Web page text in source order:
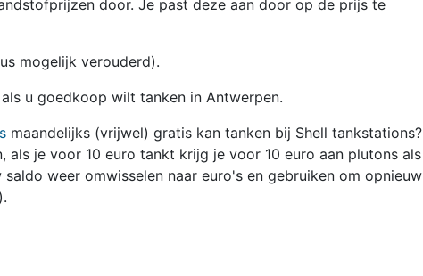
door. Je past deze aan door op de prijs te
mogelijk verouderd).
u goedkoop wilt tanken in Antwerpen.
maandelijks (vrijwel) gratis kan tanken bij Shell tankstations?
als je voor 10 euro tankt krijg je voor 10 euro aan plutons als
weer omwisselen naar euro's en gebruiken om opnieuw